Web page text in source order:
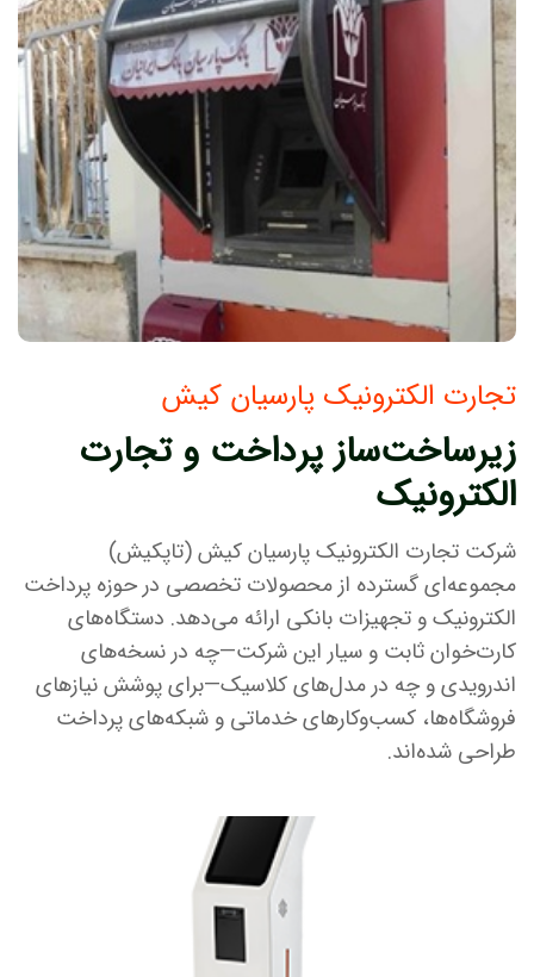
تجارت الکترونیک پارسیان کیش
زیرساخت‌ساز پرداخت و تجارت
الکترونیک
شرکت تجارت الکترونیک پارسیان کیش (تاپکیش)
مجموعه‌ای گسترده از محصولات تخصصی در حوزه پرداخت
الکترونیک و تجهیزات بانکی ارائه می‌دهد. دستگاه‌های
کارت‌خوان ثابت و سیار این شرکت—چه در نسخه‌های
اندرویدی و چه در مدل‌های کلاسیک—برای پوشش نیازهای
فروشگاه‌ها، کسب‌وکارهای خدماتی و شبکه‌های پرداخت
طراحی شده‌اند.